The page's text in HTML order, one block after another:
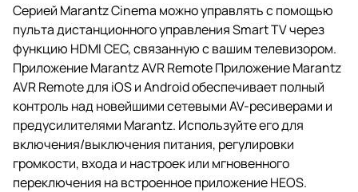
Серией Marantz Cinema можно управлять с помощью
пульта дистанционного управления Smart TV через
функцию HDMI CEC, связанную с вашим телевизором.
Приложение Marantz AVR Remote Приложение Marantz
AVR Remote для iOS и Android обеспечивает полный
контроль над новейшими сетевыми AV-ресиверами и
предусилителями Marantz. Используйте его для
включения/выключения питания, регулировки
громкости, входа и настроек или мгновенного
переключения на встроенное приложение HEOS.